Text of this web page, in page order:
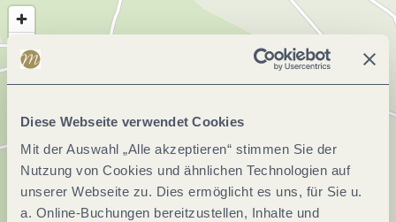
Diese Webseite verwendet Cookies
Mit der Auswahl „Alle akzeptieren“ stimmen Sie der
Nutzung von Cookies und ähnlichen Technologien auf
unserer Webseite zu. Dies ermöglicht es uns, für Sie u.
a. Online-Buchungen bereitzustellen, Inhalte und